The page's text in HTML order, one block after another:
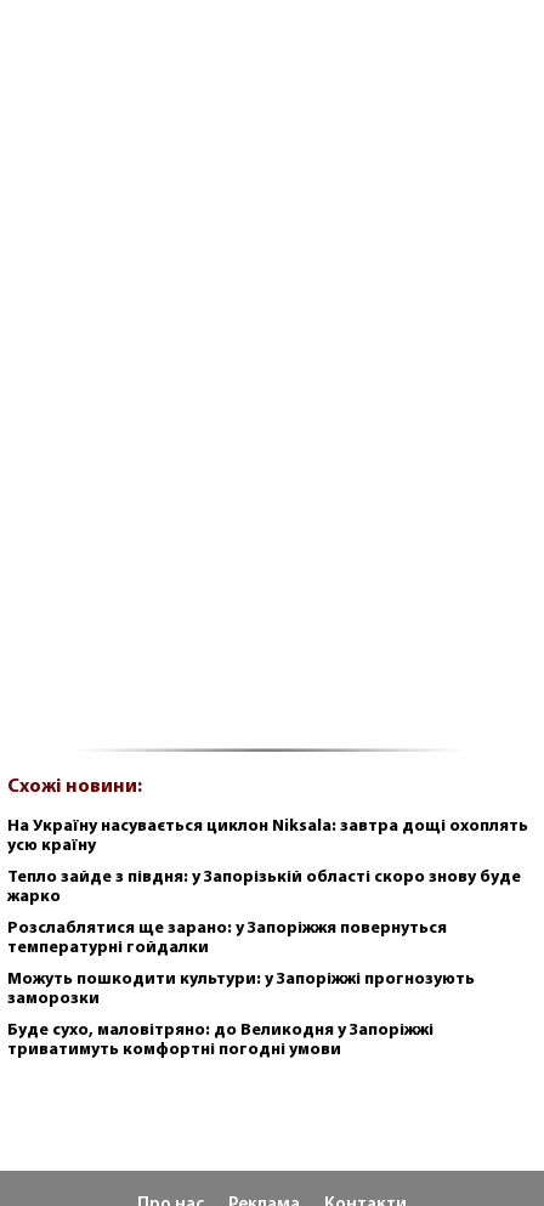
Схожі новини:
На Україну насувається циклон Niksala: завтра дощі охоплять
усю країну
Тепло зайде з півдня: у Запорізькій області скоро знову буде
жарко
Розслаблятися ще зарано: у Запоріжжя повернуться
температурні гойдалки
Можуть пошкодити культури: у Запоріжжі прогнозують
заморозки
Буде сухо, маловітряно: до Великодня у Запоріжжі
триватимуть комфортні погодні умови